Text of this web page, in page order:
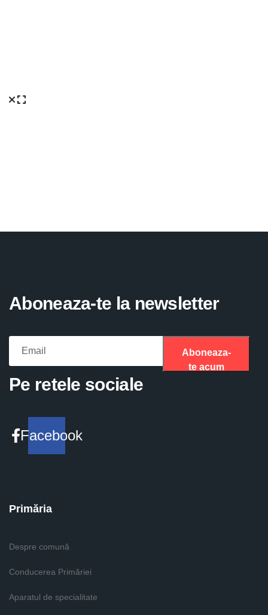
Aboneaza-te la newsletter
Aboneaza-
te acum
Pe retele sociale
Facebook
Primăria
Despre comună
Conducerea Primăriei
Aparatul de specialitate